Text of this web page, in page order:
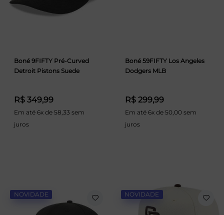
Boné 9FIFTY Pré-Curved
Detroit Pistons Suede
R$ 349,99
Em até 6x de 58,33 sem
juros
Boné 59FIFTY Los Angeles
Dodgers MLB
R$ 299,99
Em até 6x de 50,00 sem
juros
NOVIDADE NOVIDADE